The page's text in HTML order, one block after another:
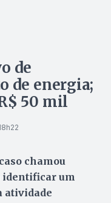
de
de energia;
50 mil
chamou
identificar um
atividade